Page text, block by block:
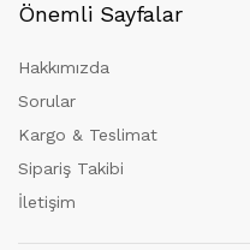
Önemli Sayfalar
Hakkımızda
Sorular
Kargo & Teslimat
Sipariş Takibi
İletişim